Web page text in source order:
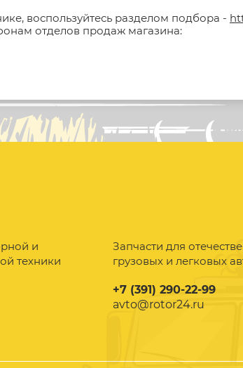
воспользуйтесь разделом подбора -
отделов продаж магазина:
и
техники
Запчасти для
грузовых и легковых
+7 (391) 290-22-99
avto@rotor24.ru